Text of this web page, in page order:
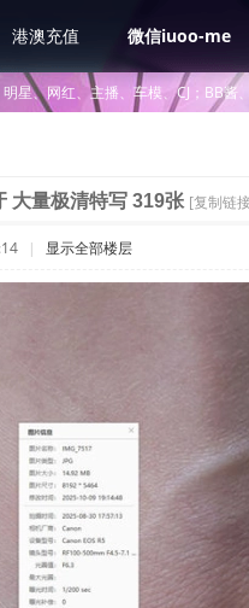
港澳充值 微信iuoo-me
明星、网红、主播、车模、CJ；BB
大量极清特写 319张 [复制链
| 显示全部楼层